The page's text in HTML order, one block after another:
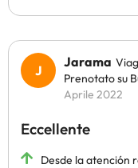
Jarama
Prenotato su
Aprile 2022
Eccellente
Desde la atención